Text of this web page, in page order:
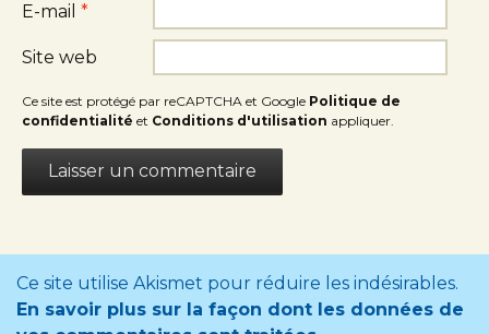
E-mail *
Site web
Ce site est protégé par reCAPTCHA et Google Politique de
confidentialité et Conditions d'utilisation appliquer.
Ce site utilise Akismet pour réduire les indésirables.
En savoir plus sur la façon dont les données de